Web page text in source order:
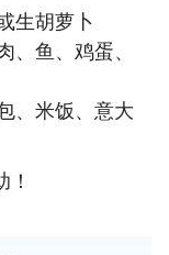
生胡萝卜
鱼、鸡蛋、
米饭、意大